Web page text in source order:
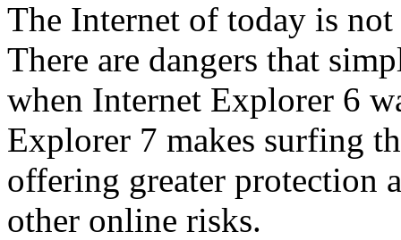
The Internet of today is
There are dangers that
when Internet Explorer 6
Explorer 7 makes surfing
offering greater protection
other online risks.